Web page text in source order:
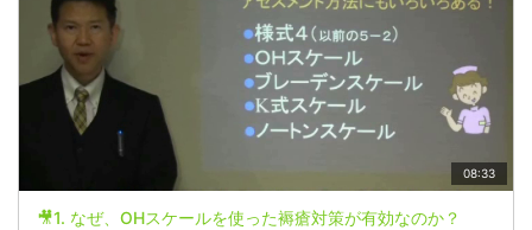
08:33
🎥1. なぜ、OHスケールを使った褥瘡対策が有効なのか？